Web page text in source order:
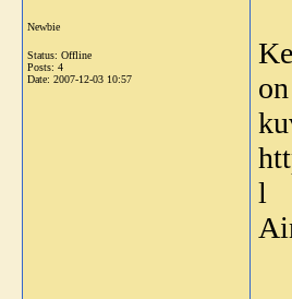
Newbie
Status: Offline
Posts: 4
Date: 2007-12-03 10:57
l